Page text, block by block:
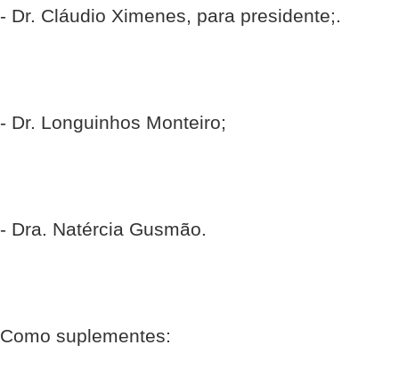
- Dr. Cláudio Ximenes, para presidente;.
- Dr. Longuinhos Monteiro;
- Dra. Natércia Gusmão.
Como suplementes: